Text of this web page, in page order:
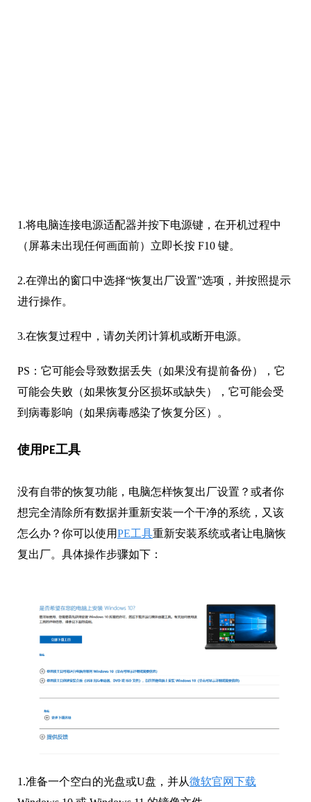
（屏幕未出现任何画面前）立即长按 F10 键。
2.在弹出的窗口中选择“恢复出厂设置”选项，并按照提示
进行操作。
3.在恢复过程中，请勿关闭计算机或断开电源。
PS：它可能会导致数据丢失（如果没有提前备份），它
可能会失败（如果恢复分区损坏或缺失），它可能会受
到病毒影响（如果病毒感染了恢复分区）。
想完全清除所有数据并重新安装一个干净的系统，又该
怎么办？你可以使用PE工具重新安装系统或者让电脑恢
复出厂。具体操作步骤如下：
Windows 10 或 Windows 11 的镜像文件。